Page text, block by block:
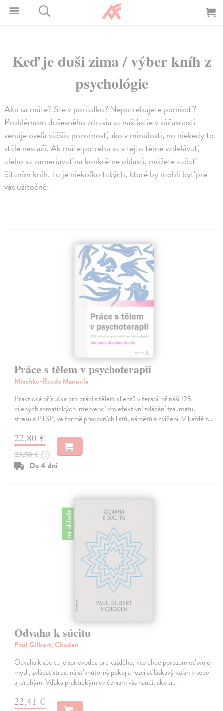
Keď je duši zima / výber kníh z
psychológie
Ako sa máte? Ste v poriadku? Nepotrebujete pomôcť?
Problémom duševného zdravia sa našťastie v súčasnosti
venuje oveľa väčšia pozornosť, ako v minulosti, no niekedy to
stále nestačí. Ak máte potrebu sa v tejto téme vzdelávať,
alebo sa zameriavať na konkrétne oblasti, môžete začať
čítaním kníh. Tu je niekoľko takých, ktoré by mohli byť pre
vás užitočné:
Práce s tělem v psychoterapii
Mischke-Reeds Manuela
Praktická příručka pro práci s tělem klientů v terapii přináší 125
cílených somatických intervencí pro efektivní zvládání traumatu,
stresu a PTSP, ve formě pracovních listů, námětů a cvičení. V každé z…
22,80 €
23,50 € ?
Do 4 dní
na sklade
Odvaha k súcitu
Paul Gilbert, Choden
Odvaha k súcitu je sprievodca pre každého, kto chce porozumieť svojej
mysli, zvládať stres, nájsť vnútorný pokoj a rozvíjať láskavý vzťah k sebe
aj druhým. Vďaka praktickým cvičeniam vás naučí, ako si…
22,41 €